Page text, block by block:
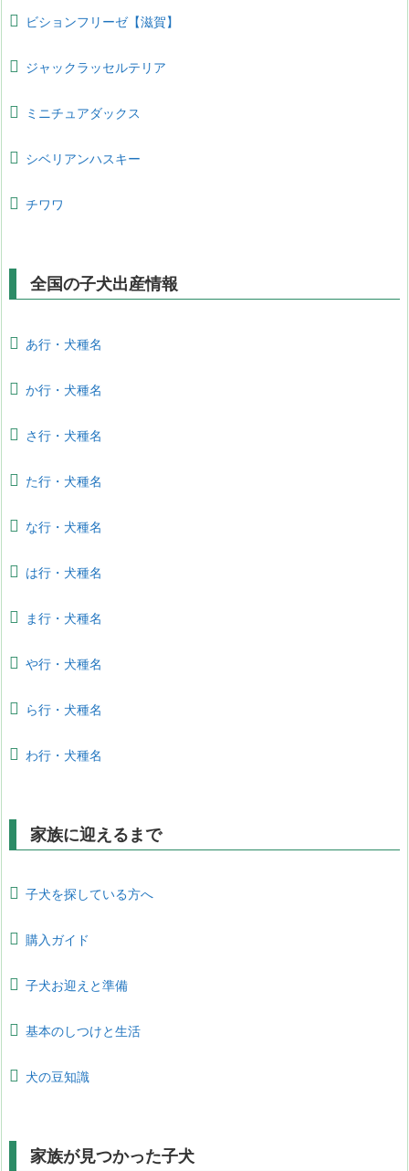
ビションフリーゼ【滋賀】
ジャックラッセルテリア
ミニチュアダックス
シベリアンハスキー
チワワ
全国の子犬出産情報
あ行・犬種名
か行・犬種名
さ行・犬種名
た行・犬種名
な行・犬種名
は行・犬種名
ま行・犬種名
や行・犬種名
ら行・犬種名
わ行・犬種名
家族に迎えるまで
子犬を探している方へ
購入ガイド
子犬お迎えと準備
基本のしつけと生活
犬の豆知識
家族が見つかった子犬